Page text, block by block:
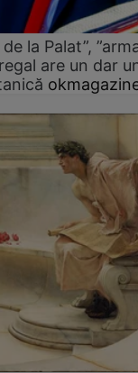
la Palat”,
are un dar